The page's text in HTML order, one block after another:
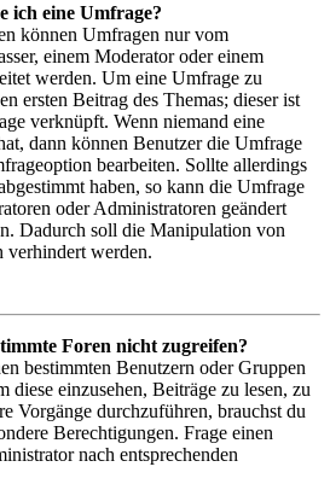
ich eine Umfrage?
können Umfragen nur vom
einem Moderator oder einem
werden. Um eine Umfrage zu
ersten Beitrag des Themas; dieser ist
verknüpft. Wenn niemand eine
dann können Benutzer die Umfrage
bearbeiten. Sollte allerdings
haben, so kann die Umfrage
oder Administratoren geändert
Dadurch soll die Manipulation von
verhindert werden.
Foren nicht zugreifen?
bestimmten Benutzern oder Gruppen
diese einzusehen, Beiträge zu lesen, zu
Vorgänge durchzuführen, brauchst du
Berechtigungen. Frage einen
nach entsprechenden